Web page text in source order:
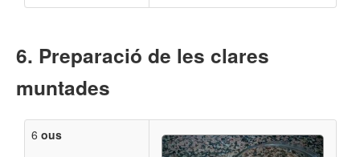
Preparació de les clares
muntades
6 ous